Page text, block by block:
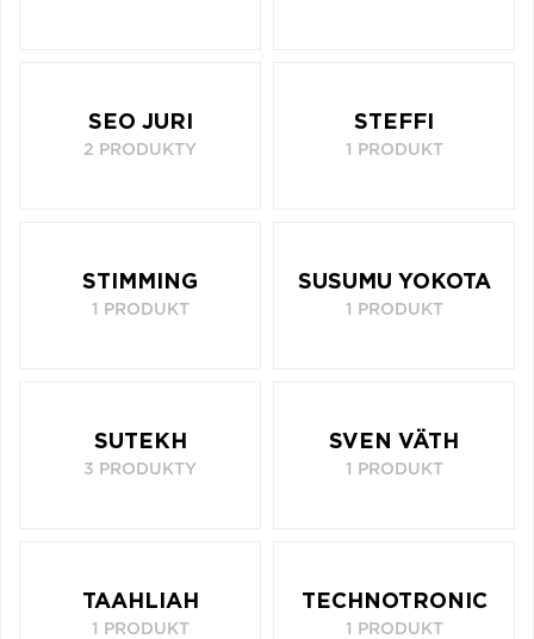
SEO JURI
2 PRODUKTY
STEFFI
1 PRODUKT
STIMMING
1 PRODUKT
SUSUMU YOKOTA
1 PRODUKT
SUTEKH
3 PRODUKTY
SVEN VÄTH
1 PRODUKT
TAAHLIAH
1 PRODUKT
TECHNOTRONIC
1 PRODUKT